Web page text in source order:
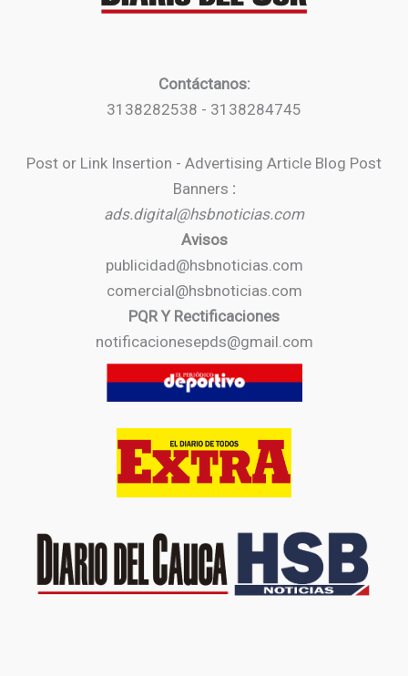
Contáctanos:
3138282538 - 3138284745
Post or Link Insertion - Advertising Article Blog Post
Banners :
ads.digital@hsbnoticias.com
Avisos
publicidad@hsbnoticias.com
comercial@hsbnoticias.com
PQR Y Rectificaciones
notificacionesepds@gmail.com